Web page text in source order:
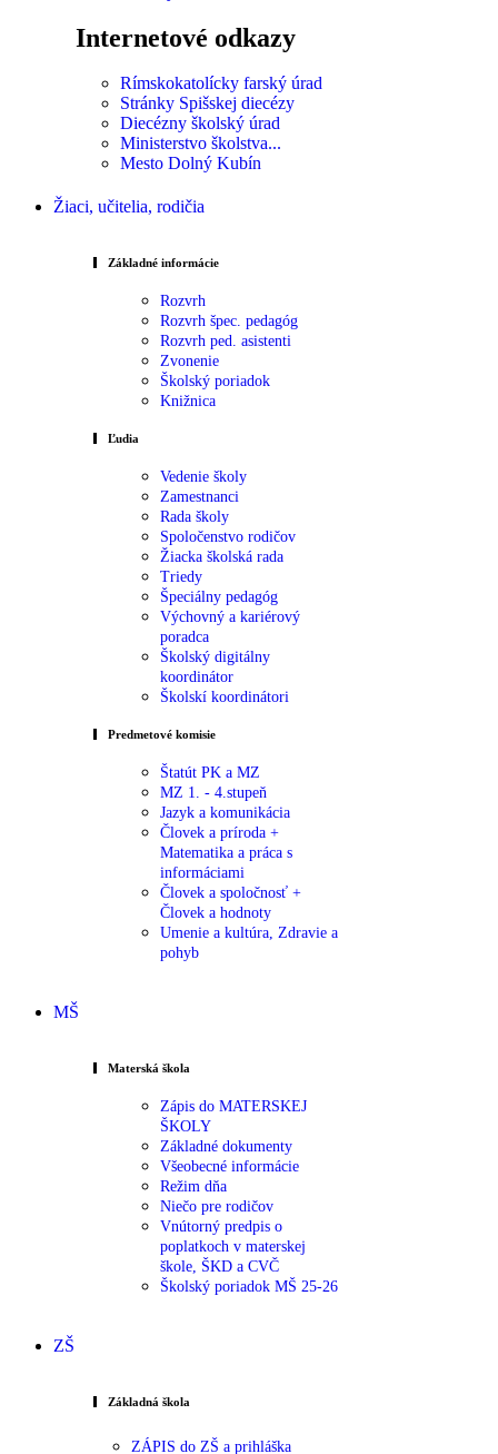
Internetové odkazy
Rímskokatolícky farský úrad
Stránky Spišskej diecézy
Diecézny školský úrad
Ministerstvo školstva...
Mesto Dolný Kubín
Žiaci, učitelia, rodičia
Základné informácie
Rozvrh
Rozvrh špec. pedagóg
Rozvrh ped. asistenti
Zvonenie
Školský poriadok
Knižnica
Ľudia
Vedenie školy
Zamestnanci
Rada školy
Spoločenstvo rodičov
Žiacka školská rada
Triedy
Špeciálny pedagóg
Výchovný a kariérový
poradca
Školský digitálny
koordinátor
Školskí koordinátori
Predmetové komisie
Štatút PK a MZ
MZ 1. - 4.stupeň
Jazyk a komunikácia
Človek a príroda +
Matematika a práca s
informáciami
Človek a spoločnosť +
Človek a hodnoty
Umenie a kultúra, Zdravie a
pohyb
MŠ
Materská škola
Zápis do MATERSKEJ
ŠKOLY
Základné dokumenty
Všeobecné informácie
Režim dňa
Niečo pre rodičov
Vnútorný predpis o
poplatkoch v materskej
škole, ŠKD a CVČ
Školský poriadok MŠ 25-26
ZŠ
Základná škola
ZÁPIS do ZŠ a prihláška